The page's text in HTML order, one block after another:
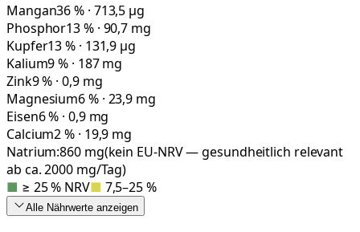
Mangan36 % · 713,5 µg
Phosphor13 % · 90,7 mg
Kupfer13 % · 131,9 µg
Kalium9 % · 187 mg
Zink9 % · 0,9 mg
Magnesium6 % · 23,9 mg
Eisen6 % · 0,9 mg
Calcium2 % · 19,9 mg
Natrium:860mg(kein EU-NRV — gesundheitlich relevant
ab ca. 2000 mg/Tag)
■ ≥ 25 % NRV■ 7,5–25 %
Alle Nährwerte anzeigen